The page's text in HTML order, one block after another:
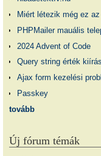
Miért létezik még ez
PHPMailer mauális
2024 Advent of Code
Query string érték
Ajax form kezelési
Passkey
tovább
Új fórum témák